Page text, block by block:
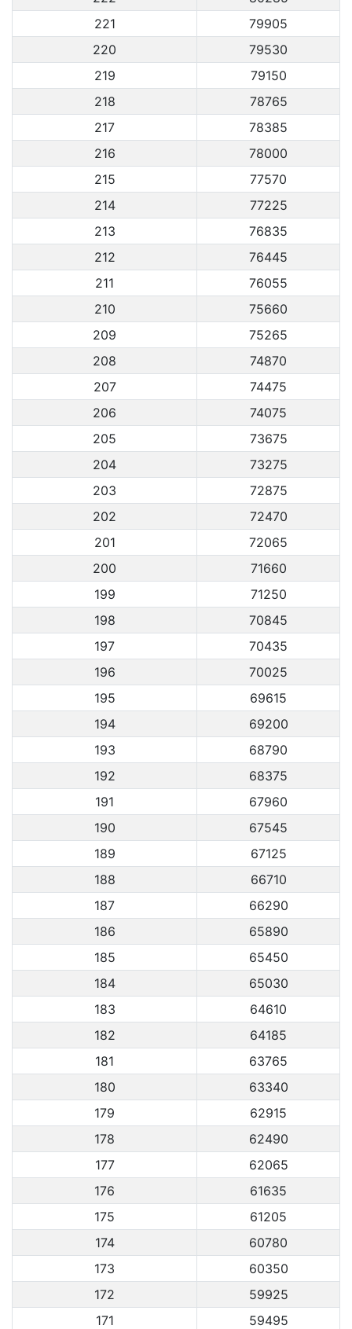
221
79905
220
79530
219
79150
218
78765
217
78385
216
78000
215
77570
214
77225
213
76835
212
76445
211
76055
210
75660
209
75265
208
74870
207
74475
206
74075
205
73675
204
73275
203
72875
202
72470
201
72065
200
71660
199
71250
198
70845
197
70435
196
70025
195
69615
194
69200
193
68790
192
68375
191
67960
190
67545
189
67125
188
66710
187
66290
186
65890
185
65450
184
65030
183
64610
182
64185
181
63765
180
63340
179
62915
178
62490
177
62065
176
61635
175
61205
174
60780
173
60350
172
59925
171
59495